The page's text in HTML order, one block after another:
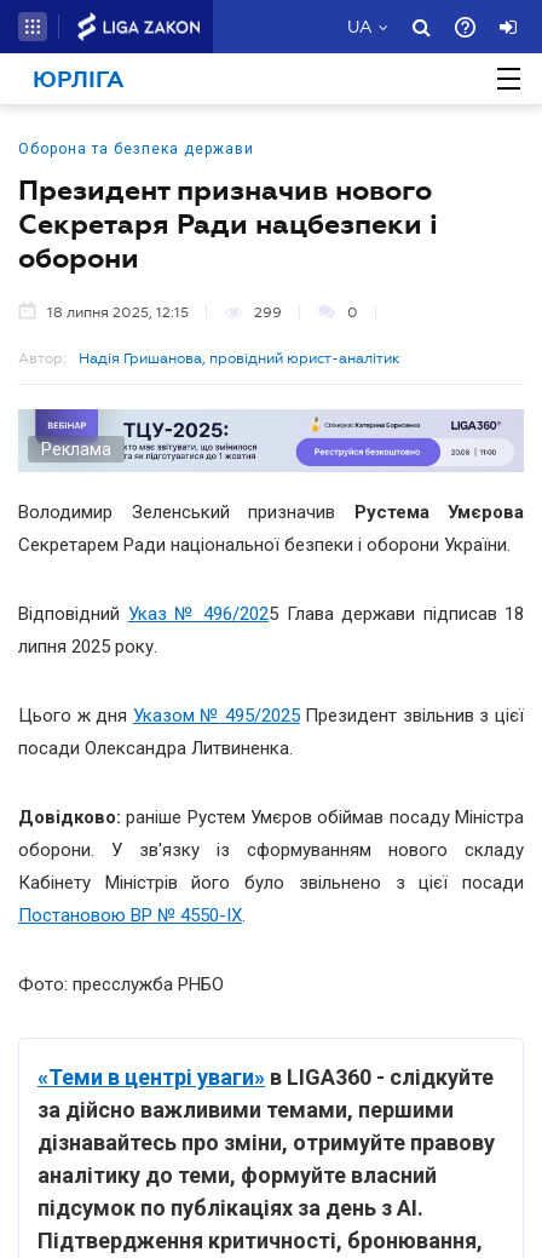
UA
ЮРЛІГА
Оборона та безпека держави
Президент призначив нового
Секретаря Ради нацбезпеки і
оборони
18 липня 2025, 12:15 299 0
Автор: Надія Гришанова, провідний юрист-аналітик
Реклама
Володимир Зеленський призначив Рустема Умєрова
Секретарем Ради національної безпеки і оборони України.
Відповідний Указ № 496/2025 Глава держави підписав 18
липня 2025 року.
Цього ж дня Указом № 495/2025Президент звільнив з цієї
посади Олександра Литвиненка.
Довідково:раніше Рустем Умєров обіймав посаду Міністра
оборони. У зв'язку із сформуванням нового складу
Кабінету Міністрів його було звільнено з цієї посади
Постановою ВР № 4550-IX.
Фото: пресслужба РНБО
«Теми в центрі уваги» в LIGA360 - слідкуйте
за дійсно важливими темами, першими
дізнавайтесь про зміни, отримуйте правову
аналітику до теми, формуйте власний
підсумок по публікаціях за день з AI.
Підтвердження критичності, бронювання,